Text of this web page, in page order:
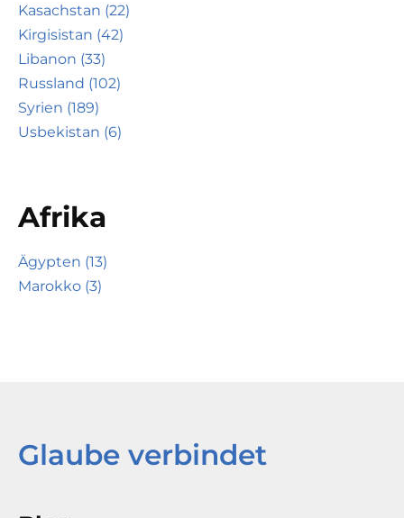
Kasachstan (22)
Kirgisistan (42)
Libanon (33)
Russland (102)
Syrien (189)
Usbekistan (6)
Afrika
Ägypten (13)
Marokko (3)
Glaube verbindet